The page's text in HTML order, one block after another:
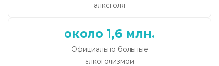
алкоголя
около 1,6 млн.
Официально больные
алкоголизмом